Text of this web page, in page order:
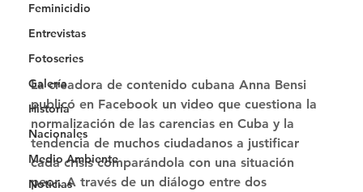
Feminicidio
Entrevistas
Fotoseries
Galería
Historia
Nacionales
Medio Ambiente
Noticias
La creadora de contenido cubana Anna Bensi
publicó en Facebook un video que cuestiona la
normalización de las carencias en Cuba y la
tendencia de muchos ciudadanos a justificar
cada crisis comparándola con una situación
peor. A través de un diálogo entre dos